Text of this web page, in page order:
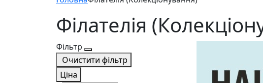
Філателія
Фільтр
Очистити фільтр
Ціна